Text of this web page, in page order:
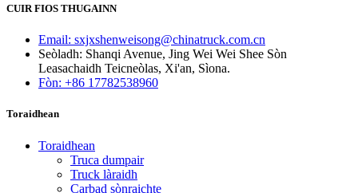
CUIR FIOS THUGAINN
Email: sxjxshenweisong@chinatruck.com.cn
Seòladh: Shanqi Avenue, Jing Wei Wei Shee Sòn
Leasachaidh Teicneòlas, Xi'an, Sìona.
Fòn: +86 17782538960
Toraidhean
Toraidhean
Truca dumpair
Truck làraidh
Carbad sònraichte